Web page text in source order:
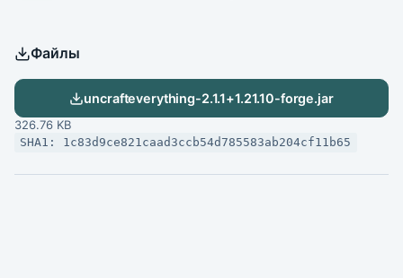
Файлы
uncrafteverything-2.1.1+1.21.10-forge.jar
326.76 KB
SHA1: 1c83d9ce821caad3ccb54d785583ab204cf11b65